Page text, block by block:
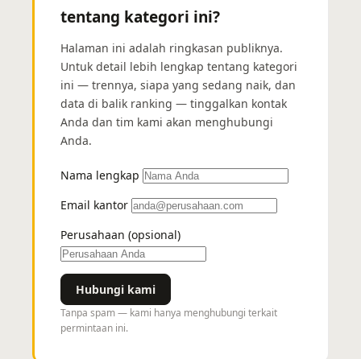
tentang kategori ini?
Halaman ini adalah ringkasan publiknya.
Untuk detail lebih lengkap tentang kategori
ini — trennya, siapa yang sedang naik, dan
data di balik ranking — tinggalkan kontak
Anda dan tim kami akan menghubungi
Anda.
Nama lengkap
Email kantor
Perusahaan (opsional)
Hubungi kami
Tanpa spam — kami hanya menghubungi terkait
permintaan ini.